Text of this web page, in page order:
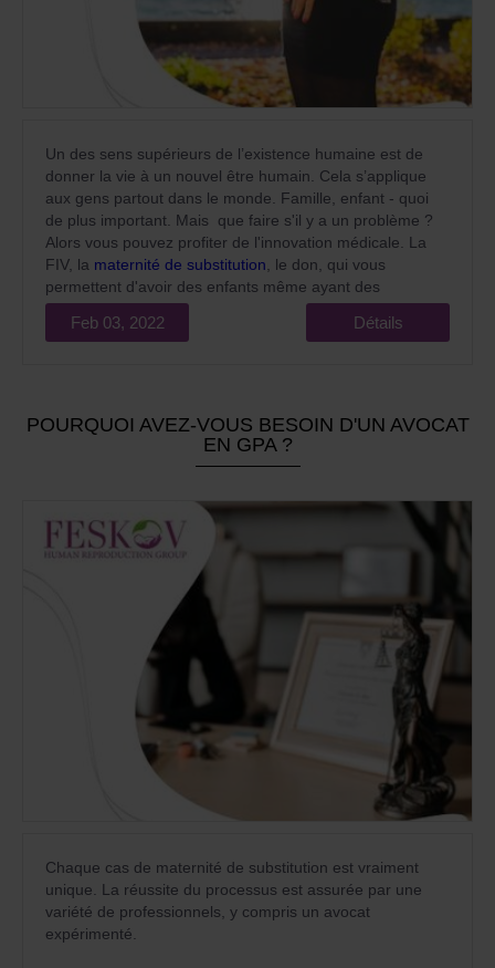
Un des sens supérieurs de l’existence humaine est de
donner la vie à un nouvel être humain. Cela s’applique
aux gens partout dans le monde. Famille, enfant - quoi
de plus important. Mais que faire s'il y a un problème ?
Alors vous pouvez profiter de l'innovation médicale. La
FIV, la maternité de substitution , le don, qui vous
permettent d'avoir des enfants même ayant des
pathologies reproductives complexes.
Feb 03, 2022 Détails
POURQUOI AVEZ-VOUS BESOIN D'UN AVOCAT
EN GPA ?
Chaque cas de maternité de substitution est vraiment
unique. La réussite du processus est assurée par une
variété de professionnels, y compris un avocat
expérimenté.